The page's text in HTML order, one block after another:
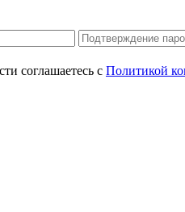
соглашаетесь с Политикой